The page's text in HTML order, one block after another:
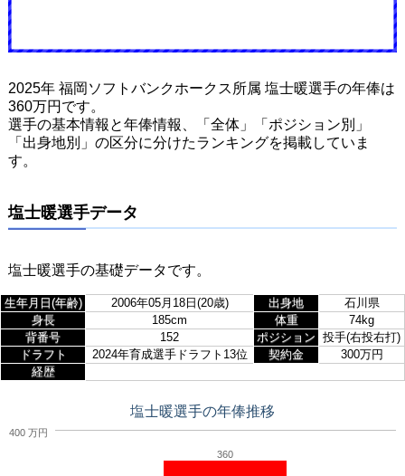
2025年 福岡ソフトバンクホークス所属 塩士暖選手の年俸は
360万円です。
選手の基本情報と年俸情報、「全体」「ポジション別」
「出身地別」の区分に分けたランキングを掲載していま
す。
塩士暖選手データ
塩士暖選手の基礎データです。
生年月日(年齢) 2006年05月18日(20歳) 出身地
石川県
身長
185cm 体重
74kg
背番号
152 ポジション 投手(右投右打)
ドラフト
2024年育成選手ドラフト13位 契約金
300万円
経歴
塩士暖選手の年俸推移
360
400 万円